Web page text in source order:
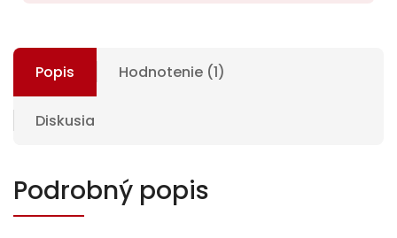
Popis Hodnotenie (1)
Diskusia
Podrobný popis